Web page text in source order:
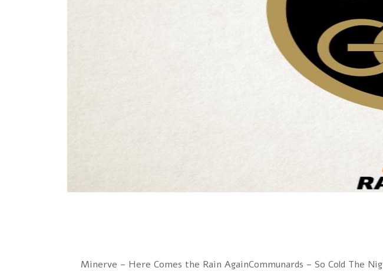
1 Minerve – Here Comes the Rain AgainCommunards – So Cold The